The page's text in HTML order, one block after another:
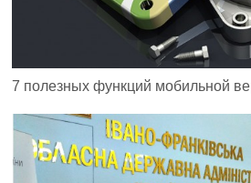
7 полезных функций мобильной